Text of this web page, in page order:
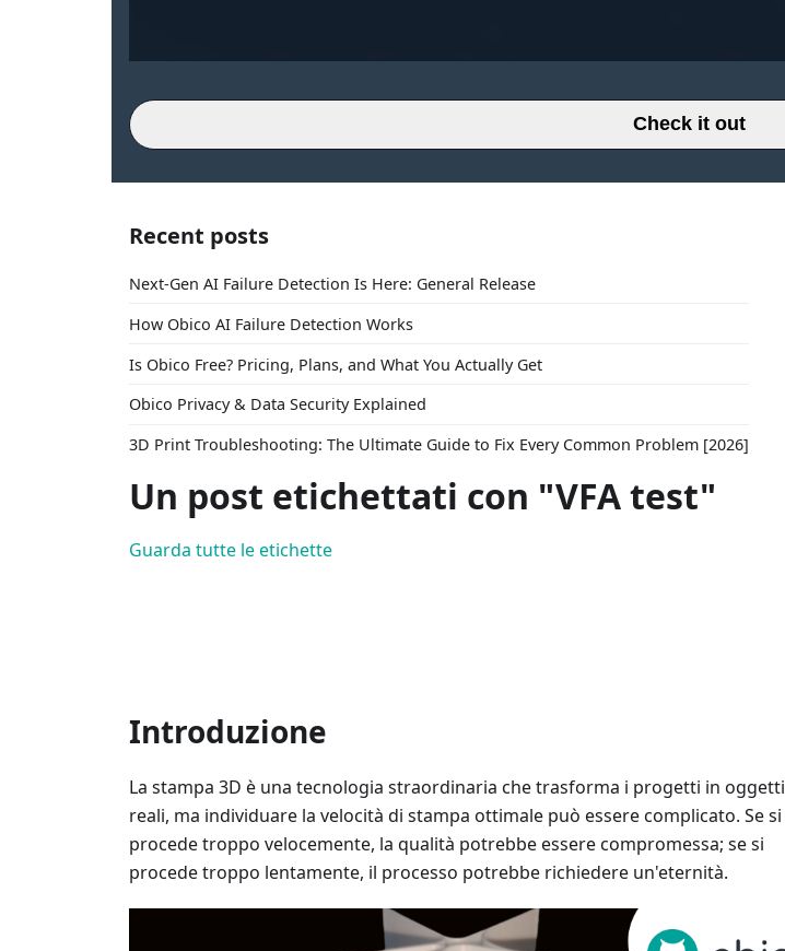
Check it out
Recent posts
Next-Gen AI Failure Detection Is Here: General Release
How Obico AI Failure Detection Works
Is Obico Free? Pricing, Plans, and What You Actually Get
Obico Privacy & Data Security Explained
3D Print Troubleshooting: The Ultimate Guide to Fix Every Common Problem [2026]
Un post etichettati con "VFA test"
Guarda tutte le etichette
Introduzione
La stampa 3D è una tecnologia straordinaria che trasforma i progetti in oggetti
reali, ma individuare la velocità di stampa ottimale può essere complicato. Se si
procede troppo velocemente, la qualità potrebbe essere compromessa; se si
procede troppo lentamente, il processo potrebbe richiedere un'eternità.